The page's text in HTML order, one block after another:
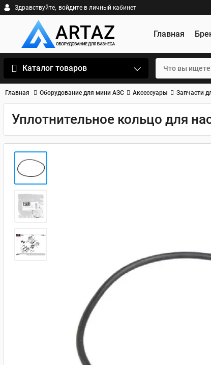
Здравствуйте, войдите в личный кабинет
Главная
Каталог товаров
Главная Оборудование для мини АЗС Аксессуары Запчасти
Уплотнительное кольцо для